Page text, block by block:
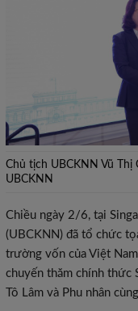
Chủ tịch UBCKNN Vũ Thị
UBCKNN
Chiều ngày 2/6, tại
(UBCKNN) đã tổ chức
trường vốn của Việt
chuyến thăm chính thức
Tô Lâm và Phu nhân